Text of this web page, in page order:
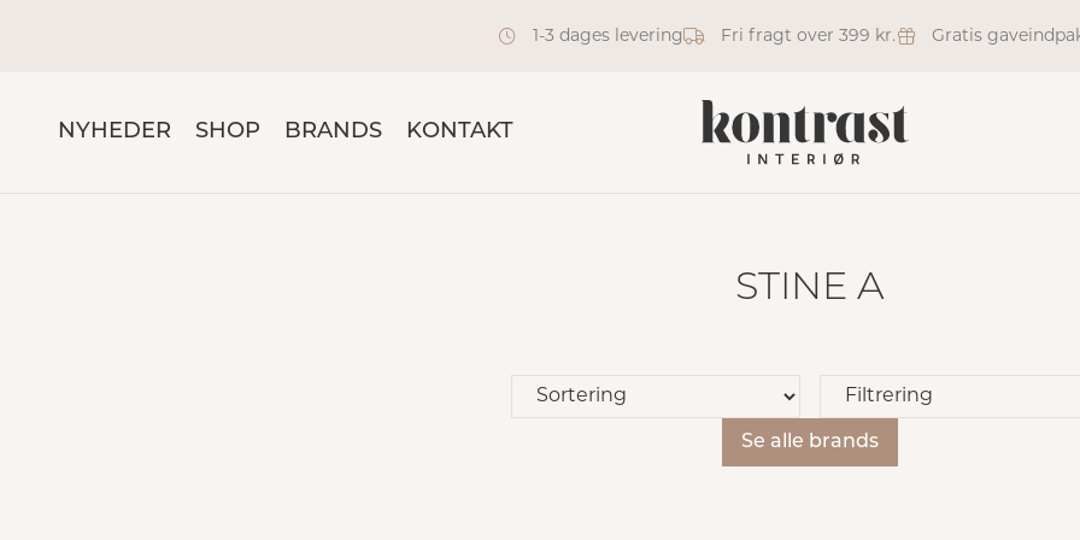
1-3 dages levering Fri fragt over 399 kr. Gratis
NYHEDER SHOP BRANDS KONTAKT
STINE A
Se alle brands